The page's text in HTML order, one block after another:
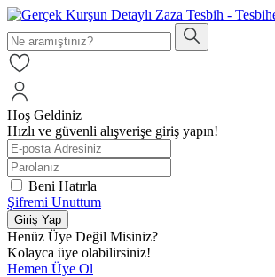
Hoş Geldiniz
Hızlı ve güvenli alışverişe giriş yapın!
Beni Hatırla
Şifremi Unuttum
Giriş Yap
Henüz Üye Değil Misiniz?
Kolayca üye olabilirsiniz!
Hemen Üye Ol